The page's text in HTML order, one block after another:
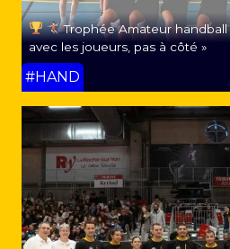
Trophée Amateur handball
avec les joueurs, pas à côté »
#HAND